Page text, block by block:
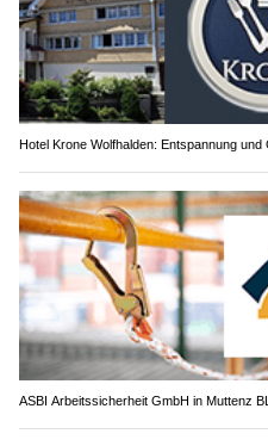
Hotel Krone Wolfhalden: Entspannung
ASBI Arbeitssicherheit GmbH in Muttenz